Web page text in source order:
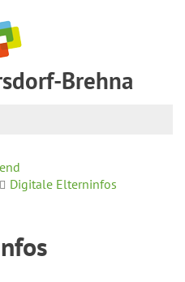
Brehna
Digitale Elterninfos